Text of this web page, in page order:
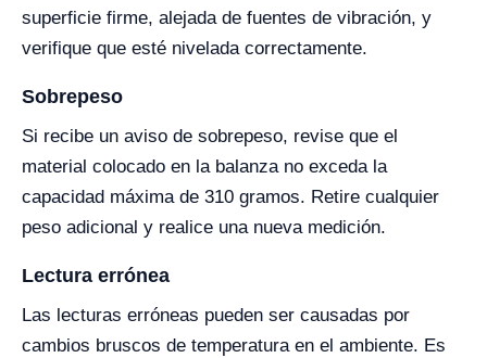
superficie firme, alejada de fuentes de vibración, y
verifique que esté nivelada correctamente.
Sobrepeso
Si recibe un aviso de sobrepeso, revise que el
material colocado en la balanza no exceda la
capacidad máxima de 310 gramos. Retire cualquier
peso adicional y realice una nueva medición.
Lectura errónea
Las lecturas erróneas pueden ser causadas por
cambios bruscos de temperatura en el ambiente. Es